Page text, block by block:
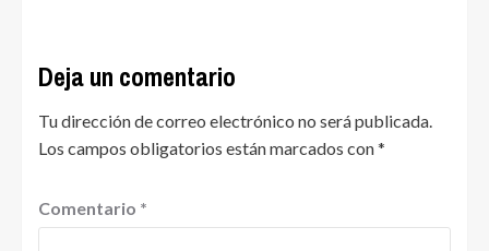
Deja un comentario
Tu dirección de correo electrónico no será publicada.
Los campos obligatorios están marcados con*
Comentario *